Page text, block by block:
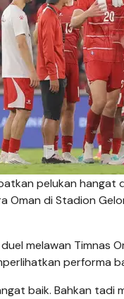
pelukan hangat
Oman di Stadion
melawan Timnas
performa
baik. Bahkan tadi